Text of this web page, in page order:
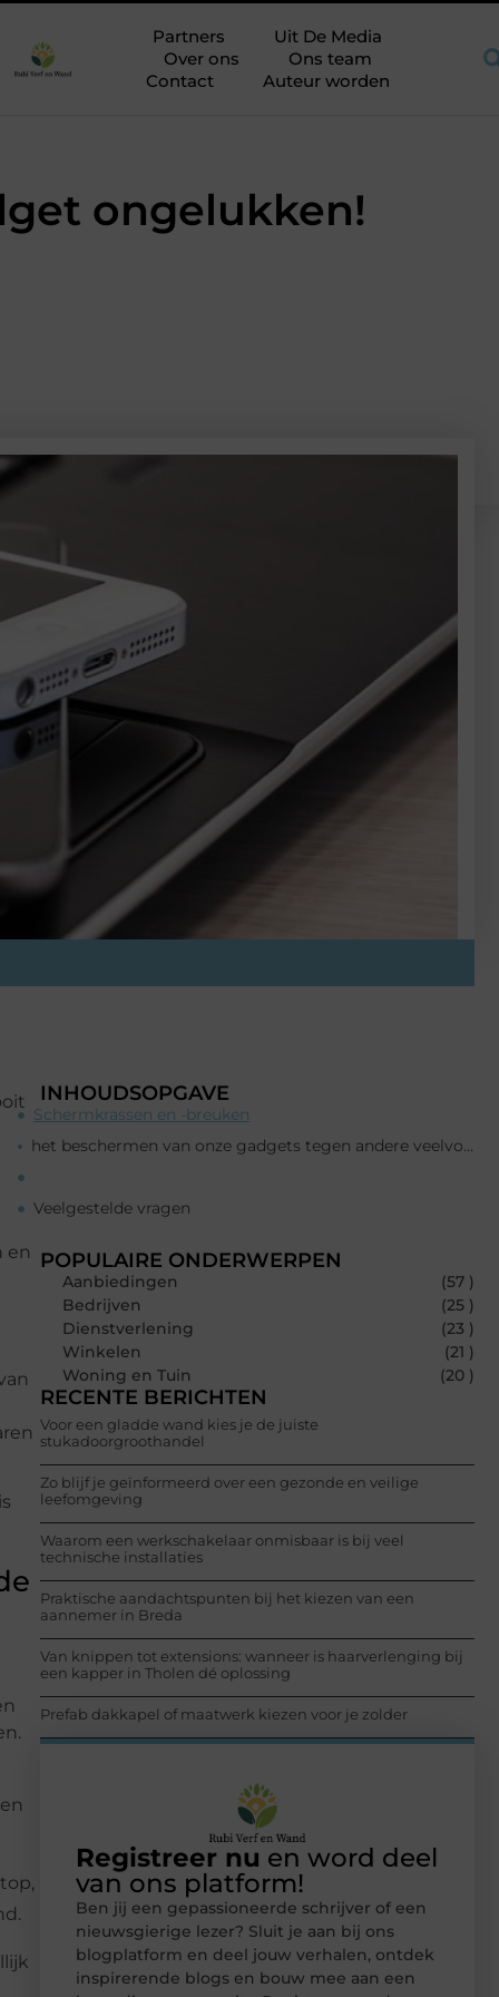
Partners
Uit De Media
Over ons
Ons team
Contact
Auteur worden
ongelukken!
en
INHOUDSOPGAVE
Schermkrassen en -breuken
het beschermen van onze gadgets tegen andere veelvoorkomende ongelukken:
Veelgestelde vragen
POPULAIRE ONDERWERPEN
Aanbiedingen
(57 )
Bedrijven
(25 )
Dienstverlening
(23 )
Winkelen
(21 )
Woning en Tuin
(20 )
RECENTE BERICHTEN
Voor een gladde wand kies je de juiste
stukadoorgroothandel
Zo blijf je geïnformeerd over een gezonde en veilige
leefomgeving
Waarom een werkschakelaar onmisbaar is bij veel
technische installaties
Praktische aandachtspunten bij het kiezen van een
aannemer in Breda
Van knippen tot extensions: wanneer is haarverlenging bij
een kapper in Tholen dé oplossing
Prefab dakkapel of maatwerk kiezen voor je zolder
Registreer nu en word deel
van ons platform!
Ben jij een gepassioneerde schrijver of een
nieuwsgierige lezer? Sluit je aan bij ons
blogplatform en deel jouw verhalen, ontdek
inspirerende blogs en bouw mee aan een